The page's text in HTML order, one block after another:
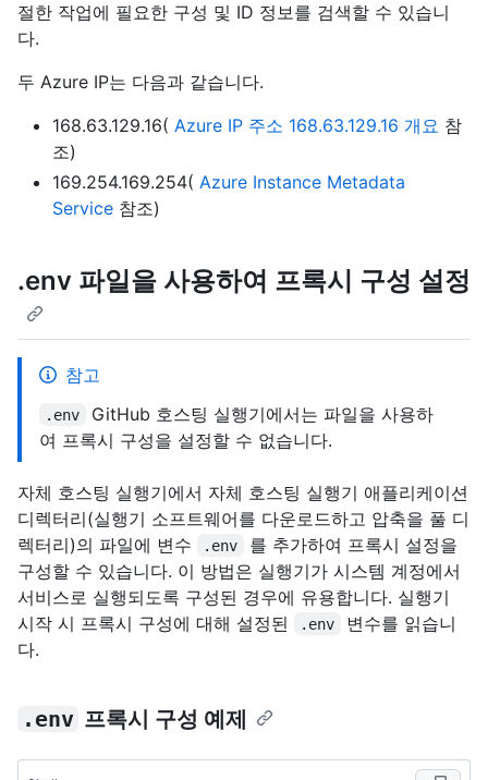
절한 작업에 필요한 구성 및 ID 정보를 검색할 수 있습니
다.
두 Azure IP는 다음과 같습니다.
168.63.129.16( Azure IP 주소 168.63.129.16 개요 참
조)
169.254.169.254( Azure Instance Metadata
Service 참조)
.env 파일을 사용하여 프록시 구성 설정
참고
.env
GitHub 호스팅 실행기에서는 파일을 사용하
여 프록시 구성을 설정할 수 없습니다.
자체 호스팅 실행기에서 자체 호스팅 실행기 애플리케이션
디렉터리(실행기 소프트웨어를 다운로드하고 압축을 풀 디
렉터리)의 파일에 변수
.env
를 추가하여 프록시 설정을
구성할 수 있습니다. 이 방법은 실행기가 시스템 계정에서
서비스로 실행되도록 구성된 경우에 유용합니다. 실행기
시작 시 프록시 구성에 대해 설정된
.env
변수를 읽습니
다.
.env 프록시 구성 예제